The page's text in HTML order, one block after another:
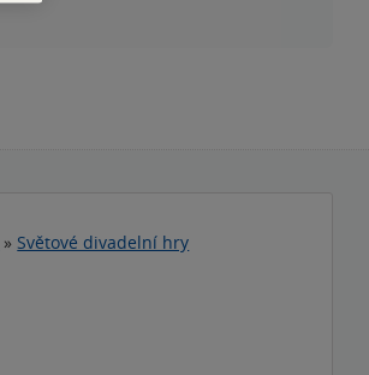
» Světové divadelní hry